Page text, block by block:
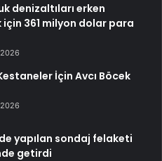
denizaltıları erken
361 milyon dolar para
İçin Avcı Böcek
yapılan sondaj felaketi
getirdi